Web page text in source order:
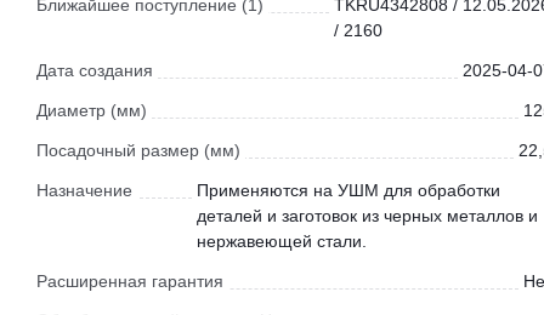
Ближайшее поступление (1)
TKRU4342808 /
/ 2160
Дата создания 2025-04-
Диаметр (мм)
Посадочный размер (мм)
Назначение
Применяются на УШМ для обработки
деталей и заготовок из черных металлов и
нержавеющей стали.
Расширенная гарантия